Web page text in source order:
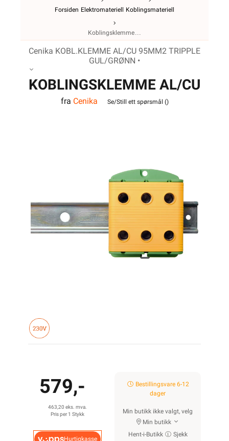
Forsiden Elektromateriell Koblingsmateriell
Koblingsklemme
Cenika KOBL.KLEMME AL/CU 95MM2 TRIPPLE
GUL/GRØNN •
KOBLINGSKLEMME AL/CU
95MM2 TRIPPLE
fra Cenika Se/Still ett spørsmål ()
579,-
463,20 eks. mva.
Pris per 1 Stykk
Hurtigkasse
Bestillingsvare 6-12
dager
Min butikk ikke valgt, velg
Min butikk
Hent-i-Butikk
Sjekk